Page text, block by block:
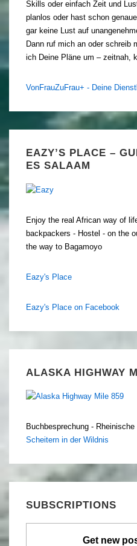
Skills oder einfach Zeit und
planlos oder hast schon
gar keine Lust auf
Dann ruf mich an oder schreib
ich Deine Pläne um – zeitnah,
VonFrauZuFrau+ - Deine
EAZY’S PLACE –
ES SALAAM
Enjoy the real African way of
backpackers - Hostel - on the
the way to Bagamoyo
Eazy's Place
Eazy's Place on Facebook
ALASKA HIGHWAY
Buchbesprechung -
Scheitern in der Wildnis
SUBSCRIPTIONS
Get new